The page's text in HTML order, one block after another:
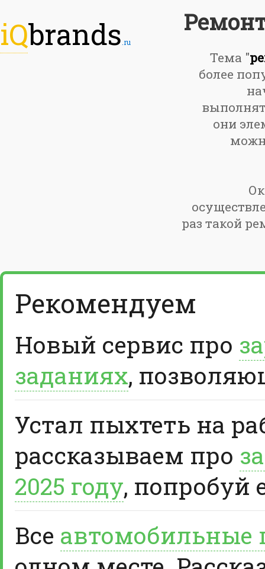
iQbrands .ru
Тема "
более
они
раз такой
Рекомендуем
Новый сервис про
заданиях,
Устал пыхтеть на
рассказываем про
2025 году, попробуй
Все автомобильные